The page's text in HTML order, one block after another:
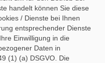
Unsere Vertreter in Kiel
handelt können Sie diese
/ Dienste bei Ihnen
entsprechender Dienste
Einwilligung in die
Daten in
(1) (a) DSGVO. Die